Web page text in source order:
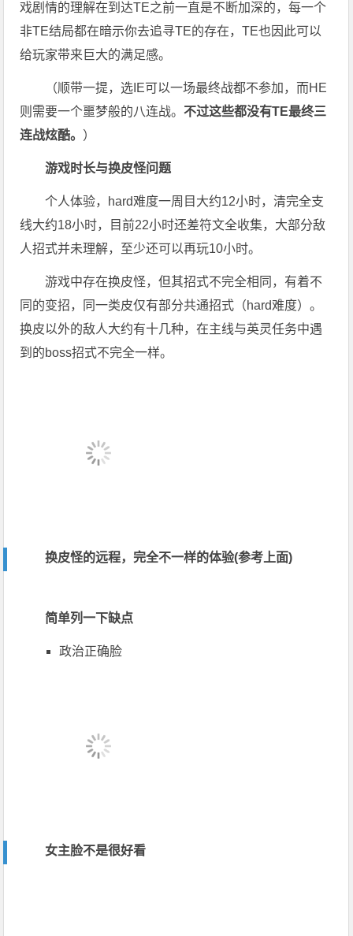
戏剧情的理解在到达TE之前一直是不断加深的，每一个
非TE结局都在暗示你去追寻TE的存在，TE也因此可以
给玩家带来巨大的满足感。
（顺带一提，选IE可以一场最终战都不参加，而HE
则需要一个噩梦般的八连战。不过这些都没有TE最终三
连战炫酷。 ）
游戏时长与换皮怪问题
个人体验，hard难度一周目大约12小时，清完全支
线大约18小时，目前22小时还差符文全收集，大部分敌
人招式并未理解，至少还可以再玩10小时。
游戏中存在换皮怪，但其招式不完全相同，有着不
同的变招，同一类皮仅有部分共通招式（hard难度）。
换皮以外的敌人大约有十几种，在主线与英灵任务中遇
到的boss招式不完全一样。
换皮怪的远程，完全不一样的体验(参考上面)
简单列一下缺点
政治正确脸
女主脸不是很好看